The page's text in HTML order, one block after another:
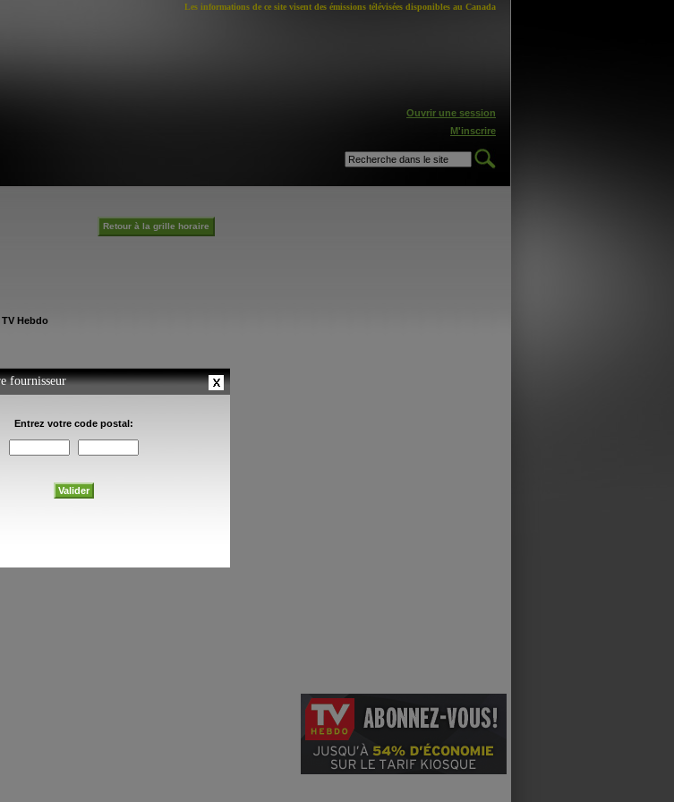
Les informations de ce site visent des émissions télévisées disponibles au Canada
Ouvrir une session
M'inscrire
Retour à la grille horaire
TV Hebdo